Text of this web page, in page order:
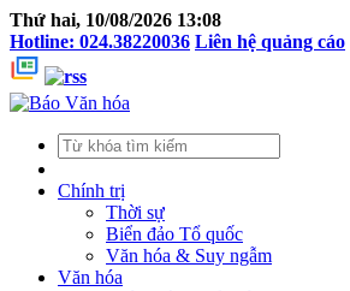
Thứ hai, 10/08/2026 13:08
Hotline: 024.38220036 Liên hệ quảng cáo
Chính trị
Thời sự
Biển đảo Tổ quốc
Văn hóa & Suy ngẫm
Văn hóa